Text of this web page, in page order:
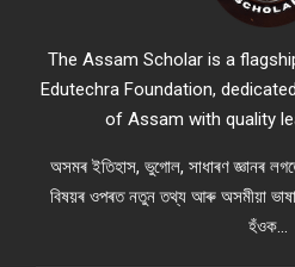
The Assam Scholar is a
Edutechra Foundation,
of Assam with quality
অসমৰ ইতিহাস, ভুগোল, সাধাৰণ জ্ঞানৰ
বিষয়ৰ ওপৰত নতুন তথ্য আৰু অসমীয়া
হঁওক...